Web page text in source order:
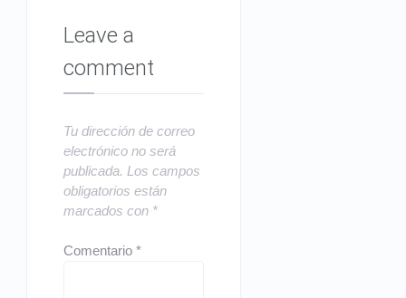
Leave a
comment
Tu dirección de correo
electrónico no será
publicada. Los campos
obligatorios están
marcados con *
Comentario*